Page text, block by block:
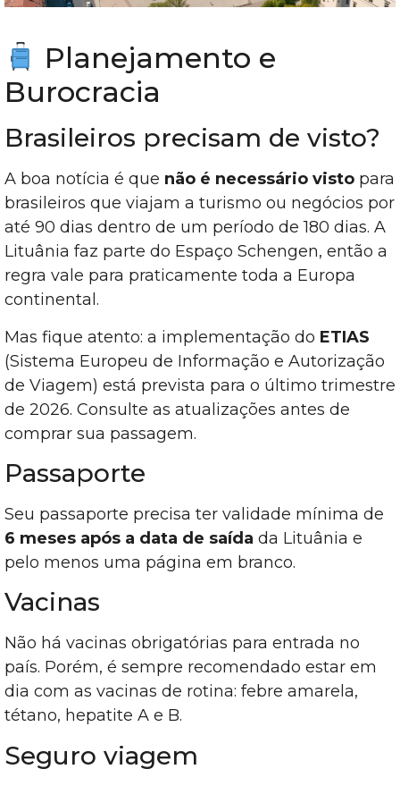
Planejamento e
Burocracia
Brasileiros precisam de visto?
A boa notícia é que não é necessário visto para
brasileiros que viajam a turismo ou negócios por
até 90 dias dentro de um período de 180 dias. A
Lituânia faz parte do Espaço Schengen, então a
regra vale para praticamente toda a Europa
continental.
Mas fique atento: a implementação do ETIAS
(Sistema Europeu de Informação e Autorização
de Viagem) está prevista para o último trimestre
de 2026. Consulte as atualizações antes de
comprar sua passagem.
Passaporte
Seu passaporte precisa ter validade mínima de
6 meses após a data de saída da Lituânia e
pelo menos uma página em branco.
Vacinas
Não há vacinas obrigatórias para entrada no
país. Porém, é sempre recomendado estar em
dia com as vacinas de rotina: febre amarela,
tétano, hepatite A e B.
Seguro viagem